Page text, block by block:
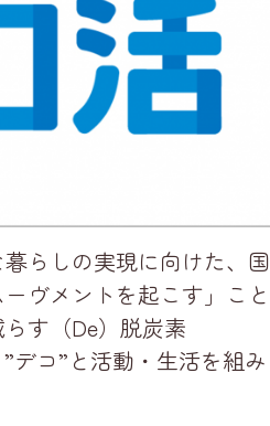
らしの実現に向けた、国
ヴメントを起こす」こと
す（De）脱炭素
デコ”と活動・生活を組み